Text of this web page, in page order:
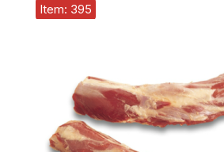
Item: 395